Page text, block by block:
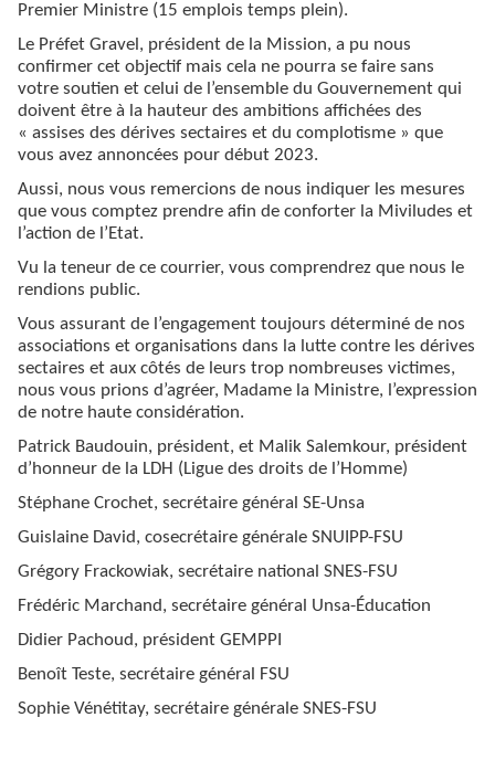
Premier Ministre (15 emplois temps plein).
Le Préfet Gravel, président de la Mission, a pu nous
confirmer cet objectif mais cela ne pourra se faire sans
votre soutien et celui de l’ensemble du Gouvernement qui
doivent être à la hauteur des ambitions affichées des
« assises des dérives sectaires et du complotisme » que
vous avez annoncées pour début 2023.
Aussi, nous vous remercions de nous indiquer les mesures
que vous comptez prendre afin de conforter la Miviludes et
l’action de l’Etat.
Vu la teneur de ce courrier, vous comprendrez que nous le
rendions public.
Vous assurant de l’engagement toujours déterminé de nos
associations et organisations dans la lutte contre les dérives
sectaires et aux côtés de leurs trop nombreuses victimes,
nous vous prions d’agréer, Madame la Ministre, l’expression
de notre haute considération.
Patrick Baudouin, président, et Malik Salemkour, président
d’honneur de la LDH (Ligue des droits de l’Homme)
Stéphane Crochet, secrétaire général SE-Unsa
Guislaine David, cosecrétaire générale SNUIPP-FSU
Grégory Frackowiak, secrétaire national SNES-FSU
Frédéric Marchand, secrétaire général Unsa-Éducation
Didier Pachoud, président GEMPPI
Benoît Teste, secrétaire général FSU
Sophie Vénétitay, secrétaire générale SNES-FSU